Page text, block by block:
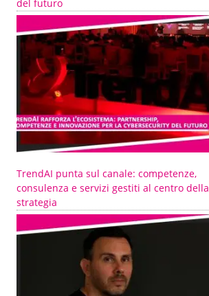
del futuro
TrendAI punta sul canale: competenze,
consulenza e servizi gestiti al centro della
strategia